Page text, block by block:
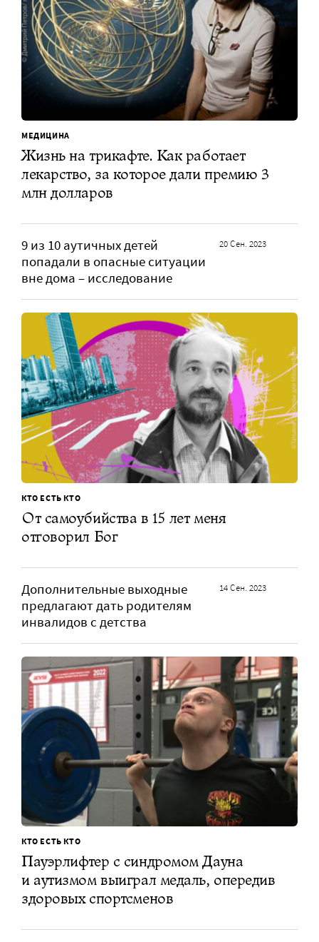
МЕДИЦИНА
Жизнь на трикафте. Как работает
лекарство, за которое дали премию 3
млн долларов
9 из 10 аутичных детей
попадали в опасные ситуации
вне дома – исследование
20 Сен. 2023
КТО ЕСТЬ КТО
От самоубийства в 15 лет меня
отговорил Бог
Дополнительные выходные
предлагают дать родителям
инвалидов с детства
14 Сен. 2023
КТО ЕСТЬ КТО
Пауэрлифтер с синдромом Дауна
и аутизмом выиграл медаль, опередив
здоровых спортсменов